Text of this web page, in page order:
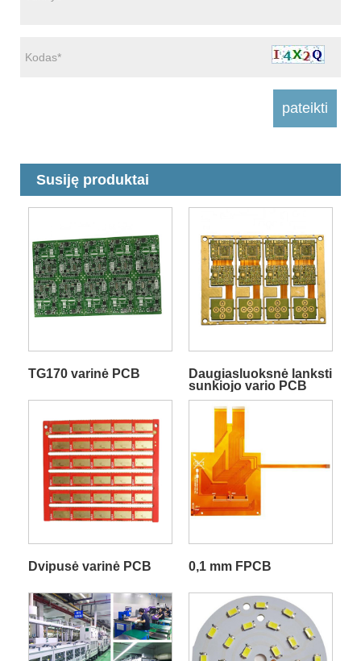
Susiję produktai
TG170 varinė PCB
Daugiasluoksnė lanksti
sunkiojo vario PCB
Dvipusė varinė PCB 0,1 mm FPCB